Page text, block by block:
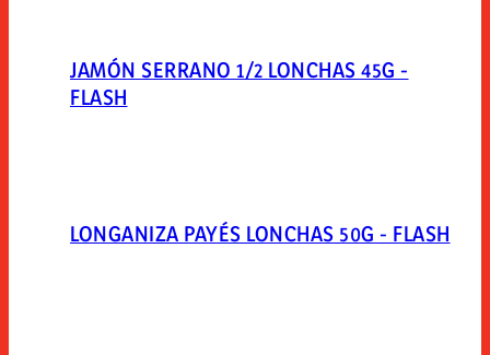
JAMÓN SERRANO 1/2 LONCHAS 45G -
FLASH
LONGANIZA PAYÉS LONCHAS 50G - FLASH